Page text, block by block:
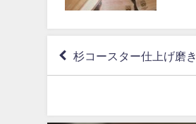
杉コースター仕上げ磨き